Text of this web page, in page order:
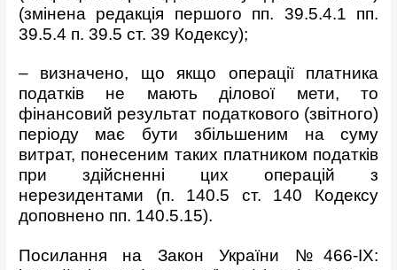
(змінена редакція першого пп. 39.5.4.1 пп.
39.5.4 п. 39.5 ст. 39 Кодексу);
– визначено, що якщо операції платника
податків не мають ділової мети, то
фінансовий результат податкового (звітного)
періоду має бути збільшеним на суму
витрат, понесеним таких платником податків
при здійсненні цих операцій з
нерезидентами (п. 140.5 ст. 140 Кодексу
доповнено пп. 140.5.15).
Посилання на Закон України №466-ІХ: